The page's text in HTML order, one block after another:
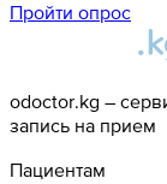
Пройти опрос
odoctor.kg –
запись на прием
Пациентам